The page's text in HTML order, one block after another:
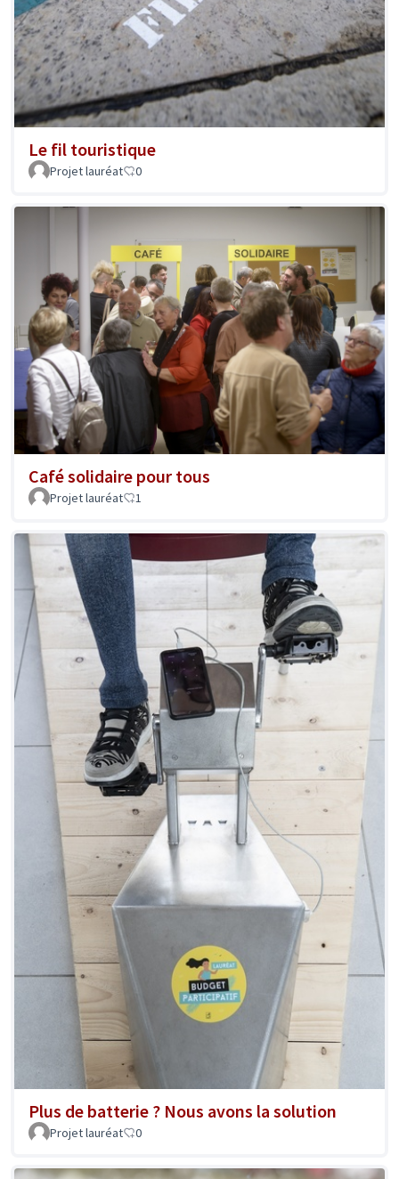
Le fil touristique
Projet lauréat 0
Café solidaire pour tous
Projet lauréat 1
Plus de batterie ? Nous avons la solution
Projet lauréat 0